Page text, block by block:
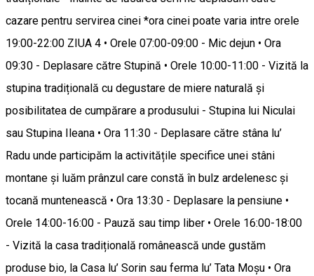
cazare pentru servirea cinei *ora cinei poate varia intre orele
19:00-22:00 ZIUA 4 • Orele 07:00-09:00 - Mic dejun • Ora
09:30 - Deplasare către Stupină • Orele 10:00-11:00 - Vizită la
stupina tradițională cu degustare de miere naturală și
posibilitatea de cumpărare a produsului - Stupina lui Niculai
sau Stupina Ileana • Ora 11:30 - Deplasare către stâna lu’
Radu unde participăm la activitățile specifice unei stâni
montane și luăm prânzul care constă în bulz ardelenesc și
tocană muntenească • Ora 13:30 - Deplasare la pensiune •
Orele 14:00-16:00 - Pauză sau timp liber • Orele 16:00-18:00
- Vizită la casa tradițională românească unde gustăm
produse bio, la Casa lu’ Sorin sau ferma lu’ Tata Moșu • Ora